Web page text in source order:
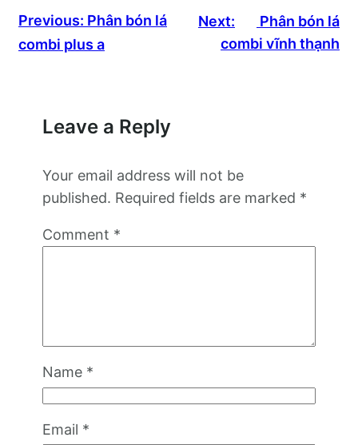
Previous: Phân bón lá
combi plus a
Next:
Phân bón lá
combi vĩnh thạnh
Leave a Reply
Your email address will not be
published. Required fields are marked *
Comment *
Name *
Email *